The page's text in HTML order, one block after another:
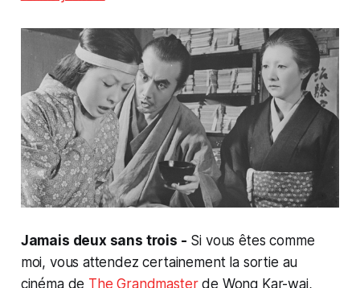
Jamais deux sans trois - Si vous êtes comme
moi, vous attendez certainement la sortie au
cinéma de The Grandmasterde Wong Kar-wai,